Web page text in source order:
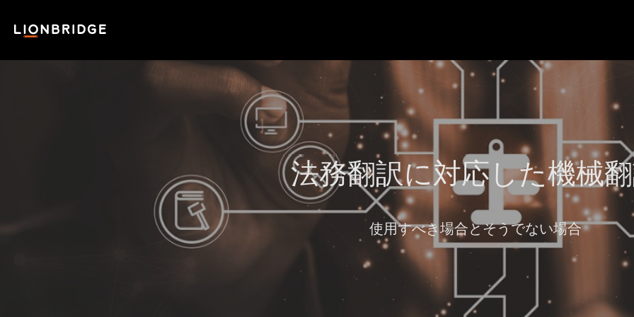
法務翻訳に対応した機械
使用すべき場合とそうでない場合